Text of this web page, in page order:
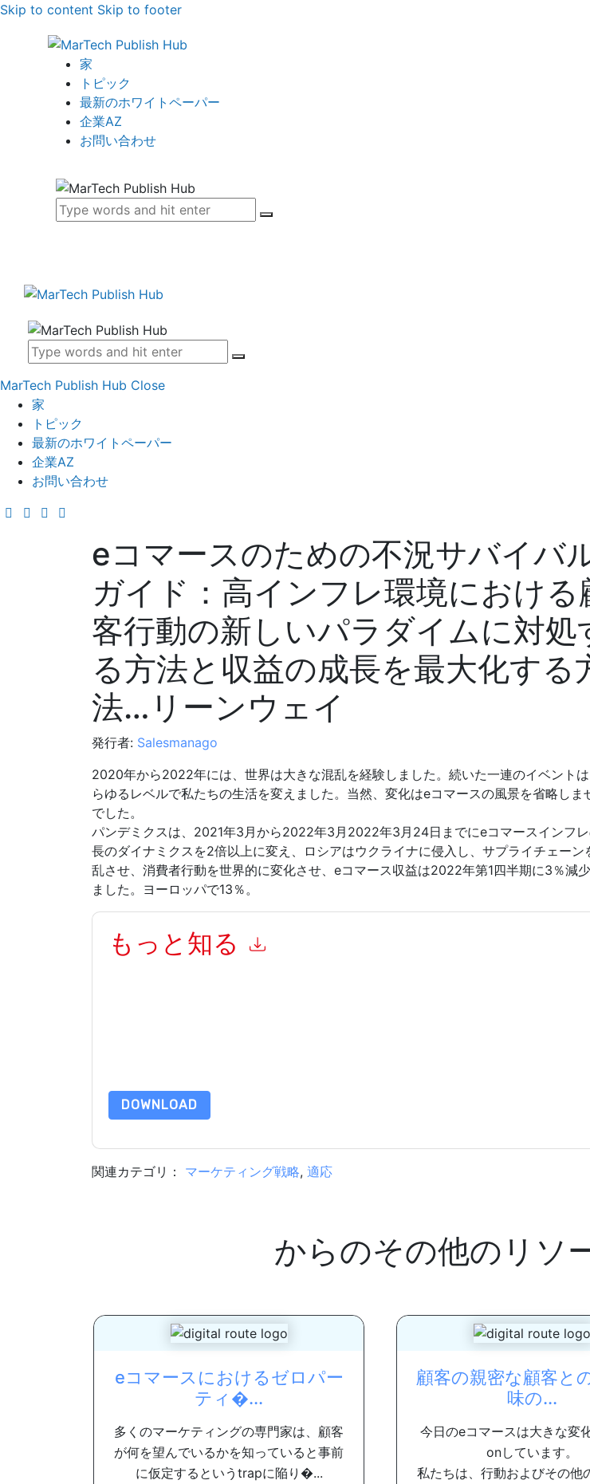
Skip to content Skip to footer
家
トピック
最新のホワイトペーパー
企業AZ
お問い合わせ
MarTech Publish Hub Close
家
トピック
最新のホワイトペーパー
企業AZ
お問い合わせ
eコマースのための不況サバイバ
ガイド：高インフレ環境における
客行動の新しいパラダイムに対処
る方法と収益の成長を最大化する
法…リーンウェイ
発行者: Salesmanago
2020年から2022年には、世界は大きな混乱を経験しました。続いた一連のイベント
らゆるレベルで私たちの生活を変えました。当然、変化はeコマースの風景を省略しま
でした。
パンデミクスは、2021年3月から2022年3月2022年3月24日までにeコマースインフ
長のダイナミクスを2倍以上に変え、ロシアはウクライナに侵入し、サプライチェーン
乱させ、消費者行動を世界的に変化させ、eコマース収益は2022年第1四半期に3％減
ました。ヨーロッパで13％。
もっと知る
DOWNLOAD
関連カテゴリ： マーケティング戦略, 適応
からのその他のリソ
eコマースにおけるゼロパー
ティ�...
多くのマーケティングの専門家は、顧客
が何を望んでいるかを知っていると事前
に仮定するというtrapに陥り�...
顧客の親密な顧客と
味の...
今日のeコマースは大きな変
onしています。
私たちは、行動およびその他